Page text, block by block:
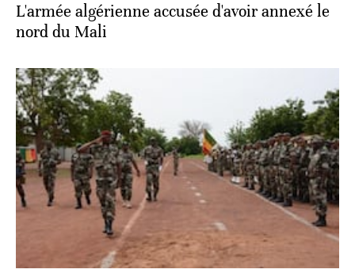
L'armée algérienne accusée d'avoir annexé le
nord du Mali